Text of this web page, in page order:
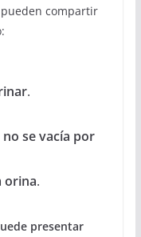
compartir
.
se vacía por
orina.
presentar